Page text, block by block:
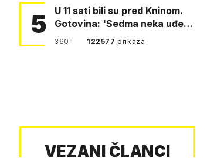
5
U 11 sati bili su pred Kninom.
Gotovina: 'Sedma neka uđe,
4. gardijska neka g…
360° 122577prikaza
VEZANI ČLANCI